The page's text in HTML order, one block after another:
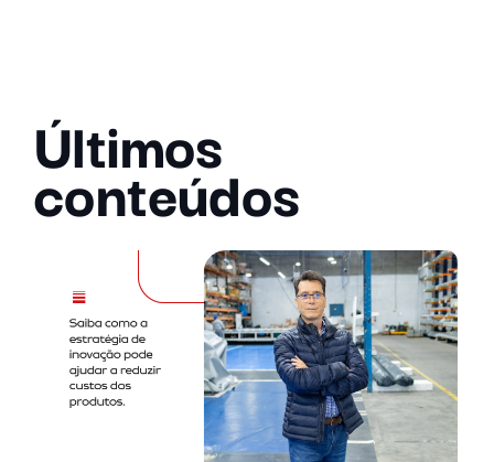
Últimos
conteúdos